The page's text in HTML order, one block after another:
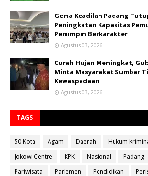
Gema Keadilan Padang
Peningkatan Kapasitas
Pemimpin Berkarakter
Agustus 03, 2026
Curah Hujan Meningkat,
Minta Masyarakat Sumbar
Kewaspadaan
Agustus 03, 2026
TAGS
50 Kota Agam Daerah Hukum
Jokowi Centre
KPK Nasional Padang
Pariwisata
Parlemen Pendidikan